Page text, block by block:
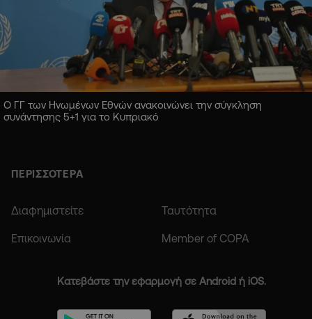
Ο ΓΓ των Ηνωμένων Εθνών ανακοινώνει την σύγκληση
συνάντησης 5+1 για το Κυπριακό
ΠΕΡΙΣΣΟΤΕΡΑ
Διαφημιστείτε Ταυτότητα
Επικοινωνία Member of COPA
Κατεβάστε την εφαρμογή σε Android ή iOS.